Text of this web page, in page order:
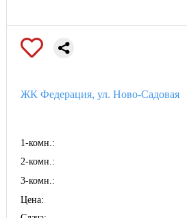
ЖК Федерация, ул. Ново-Садовая
1-комн.:
2-комн.:
3-комн.:
Цена: